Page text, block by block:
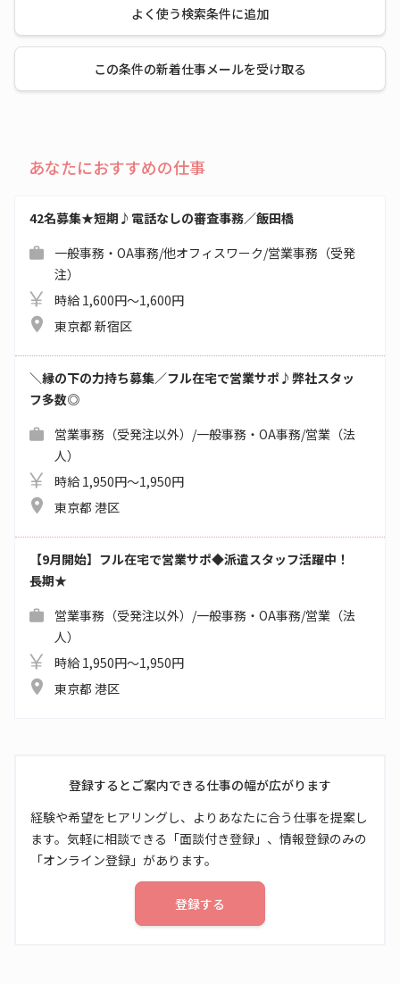
よく使う検索条件に追加
この条件の新着仕事メールを受け取る
あなたにおすすめの仕事
42名募集★短期♪電話なしの審査事務／飯田橋
一般事務・OA事務/他オフィスワーク/営業事務（受発
注）
時給 1,600円～1,600円
東京都 新宿区
＼縁の下の力持ち募集／フル在宅で営業サポ♪弊社スタッ
フ多数◎
営業事務（受発注以外）/一般事務・OA事務/営業（法
人）
時給 1,950円～1,950円
東京都 港区
【9月開始】フル在宅で営業サポ◆派遣スタッフ活躍中！
長期★
営業事務（受発注以外）/一般事務・OA事務/営業（法
人）
時給 1,950円～1,950円
東京都 港区
登録するとご案内できる仕事の幅が広がります
経験や希望をヒアリングし、よりあなたに合う仕事を提案し
ます。気軽に相談できる「面談付き登録」、情報登録のみの
「オンライン登録」があります。
登録する